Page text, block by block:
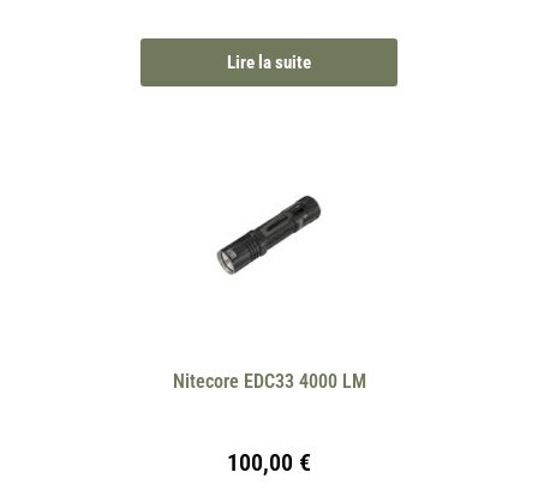
Lire la suite
Nitecore EDC33 4000 LM
100,00 €